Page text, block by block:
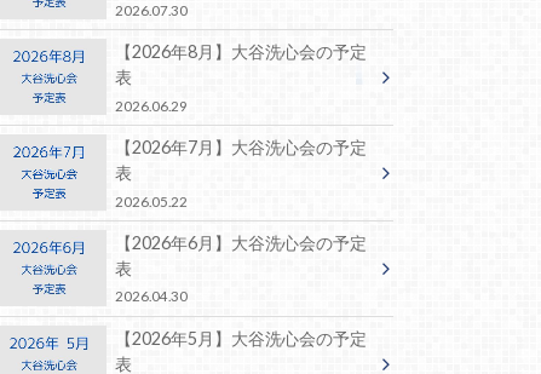
2026.07.30
【2026年8月】大谷洗心会の予定
表
2026.06.29
【2026年7月】大谷洗心会の予定
表
2026.05.22
【2026年6月】大谷洗心会の予定
表
2026.04.30
【2026年5月】大谷洗心会の予定
表